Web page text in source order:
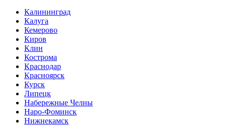
Калининград
Калуга
Кемерово
Киров
Клин
Кострома
Краснодар
Красноярск
Курск
Липецк
Набережные Челны
Наро-Фоминск
Нижнекамск